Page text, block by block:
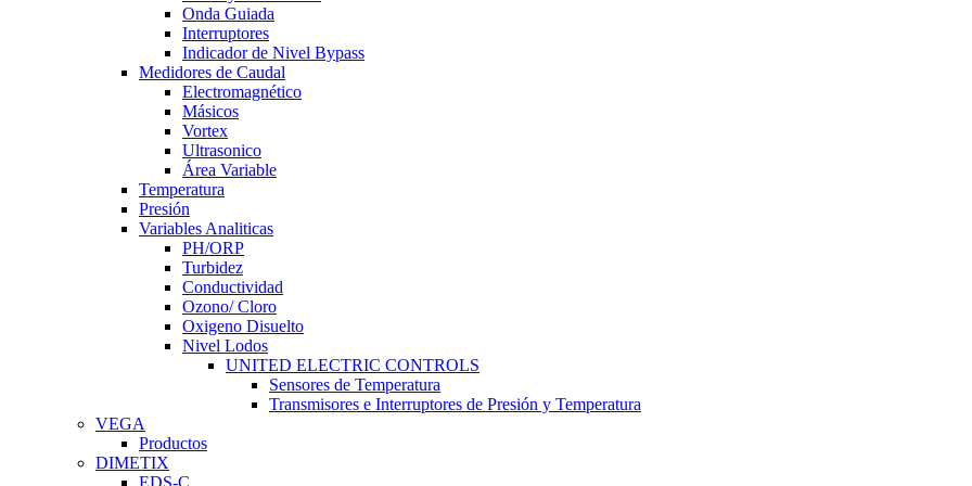
Onda Guiada
Interruptores
Indicador de Nivel Bypass
Medidores de Caudal
Electromagnético
Másicos
Vortex
Ultrasonico
Área Variable
Temperatura
Presión
Variables Analiticas
PH/ORP
Turbidez
Conductividad
Ozono/ Cloro
Oxigeno Disuelto
Nivel Lodos
UNITED ELECTRIC CONTROLS
Sensores de Temperatura
Transmisores e Interruptores de Presión y Temperatura
VEGA
Productos
DIMETIX
EDS-C